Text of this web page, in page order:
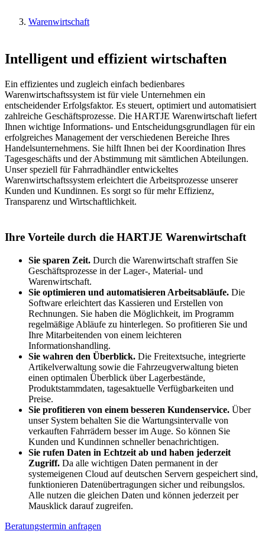
Warenwirtschaft
Intelligent und effizient wirtschaften
Ein effizientes und zugleich einfach bedienbares
Warenwirtschaftssystem ist für viele Unternehmen ein
entscheidender Erfolgsfaktor. Es steuert, optimiert und automatisiert
zahlreiche Geschäftsprozesse. Die HARTJE Warenwirtschaft liefert
Ihnen wichtige Informations- und Entscheidungsgrundlagen für ein
erfolgreiches Management der verschiedenen Bereiche Ihres
Handelsunternehmens. Sie hilft Ihnen bei der Koordination Ihres
Tagesgeschäfts und der Abstimmung mit sämtlichen Abteilungen.
Unser speziell für Fahrradhändler entwickeltes
Warenwirtschaftssystem erleichtert die Arbeitsprozesse unserer
Kunden und Kundinnen. Es sorgt so für mehr Effizienz,
Transparenz und Wirtschaftlichkeit.
Ihre Vorteile durch die HARTJE Warenwirtschaft
Sie sparen Zeit. Durch die Warenwirtschaft straffen Sie
Geschäftsprozesse in der Lager-, Material- und
Warenwirtschaft.
Sie optimieren und automatisieren Arbeitsabläufe. Die
Software erleichtert das Kassieren und Erstellen von
Rechnungen. Sie haben die Möglichkeit, im Programm
regelmäßige Abläufe zu hinterlegen. So profitieren Sie und
Ihre Mitarbeitenden von einem leichteren
Informationshandling.
Sie wahren den Überblick. Die Freitextsuche, integrierte
Artikelverwaltung sowie die Fahrzeugverwaltung bieten
einen optimalen Überblick über Lagerbestände,
Produktstammdaten, tagesaktuelle Verfügbarkeiten und
Preise.
Sie profitieren von einem besseren Kundenservice. Über
unser System behalten Sie die Wartungsintervalle von
verkauften Fahrrädern besser im Auge. So können Sie
Kunden und Kundinnen schneller benachrichtigen.
Sie rufen Daten in Echtzeit ab und haben jederzeit
Zugriff. Da alle wichtigen Daten permanent in der
systemeigenen Cloud auf deutschen Servern gespeichert sind,
funktionieren Datenübertragungen sicher und reibungslos.
Alle nutzen die gleichen Daten und können jederzeit per
Mausklick darauf zugreifen.
Beratungstermin anfragen